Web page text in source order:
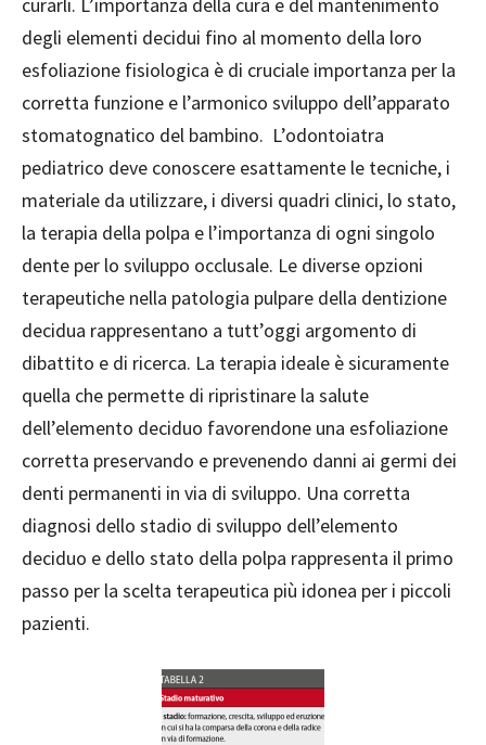
degli elementi decidui fino al momento della loro
esfoliazione fisiologica è di cruciale importanza per la
corretta funzione e l’armonico sviluppo dell’apparato
stomatognatico del bambino. L’odontoiatra
pediatrico deve conoscere esattamente le tecniche, i
materiale da utilizzare, i diversi quadri clinici, lo stato,
la terapia della polpa e l’importanza di ogni singolo
dente per lo sviluppo occlusale. Le diverse opzioni
terapeutiche nella patologia pulpare della dentizione
decidua rappresentano a tutt’oggi argomento di
dibattito e di ricerca. La terapia ideale è sicuramente
quella che permette di ripristinare la salute
dell’elemento deciduo favorendone una esfoliazione
corretta preservando e prevenendo danni ai germi dei
denti permanenti in via di sviluppo. Una corretta
diagnosi dello stadio di sviluppo dell’elemento
deciduo e dello stato della polpa rappresenta il primo
passo per la scelta terapeutica più idonea per i piccoli
pazienti.